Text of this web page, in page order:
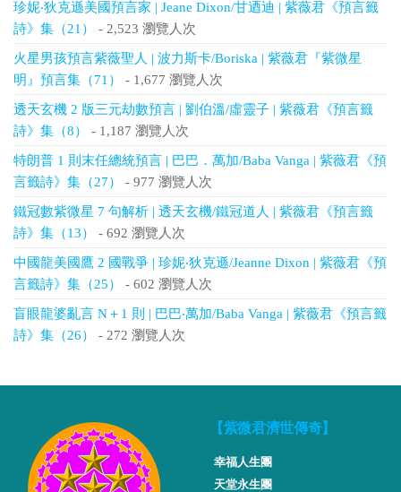
珍妮‧狄克遜美國預言家 | Jeane Dixon/甘迺迪 | 紫薇君《預言籤
詩》集（21）
- 2,523 瀏覽人次
火星男孩預言紫薇聖人 | 波力斯卡/Boriska | 紫薇君『紫微星
明』預言集（71）
- 1,677 瀏覽人次
透天玄機 2 版三元劫數預言 | 劉伯溫/虛靈子 | 紫薇君《預言籤
詩》集（8）
- 1,187 瀏覽人次
特朗普 1 則末任總統預言 | 巴巴．萬加/Baba Vanga | 紫薇君《預
言籤詩》集（27）
- 977 瀏覽人次
鐵冠數紫微星 7 句解析 | 透天玄機/鐵冠道人 | 紫薇君《預言籤
詩》集（13）
- 692 瀏覽人次
中國龍美國鷹 2 國戰爭 | 珍妮‧狄克遜/Jeanne Dixon | 紫薇君《預
言籤詩》集（25）
- 602 瀏覽人次
盲眼龍婆亂言 N＋1 則 | 巴巴‧萬加/Baba Vanga | 紫薇君《預言籤
詩》集（26）
- 272 瀏覽人次
【紫微君濟世傳奇】
幸福人生團
天堂永生團